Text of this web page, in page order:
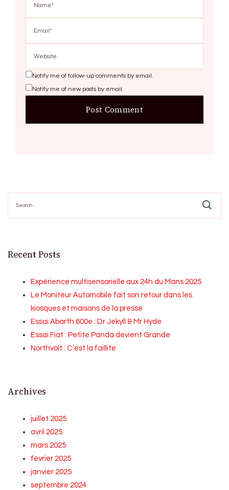
Notify me of follow-up comments by email.
Notify me of new posts by email.
for:
Recent Posts
Expérience multisensorielle aux 24h du Mans 2025
Le Moniteur Automobile fait son retour dans les
kiosques et maisons de la presse
Essai Abarth 600e : Dr Jekyll & Mr Hyde
Essai Fiat : Petite Panda devient Grande
Northvolt : C’est la faillite
Archives
juillet 2025
avril 2025
mars 2025
février 2025
janvier 2025
septembre 2024